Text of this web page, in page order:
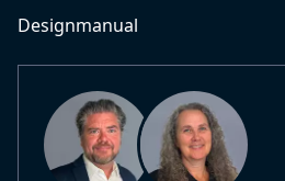
Designmanual